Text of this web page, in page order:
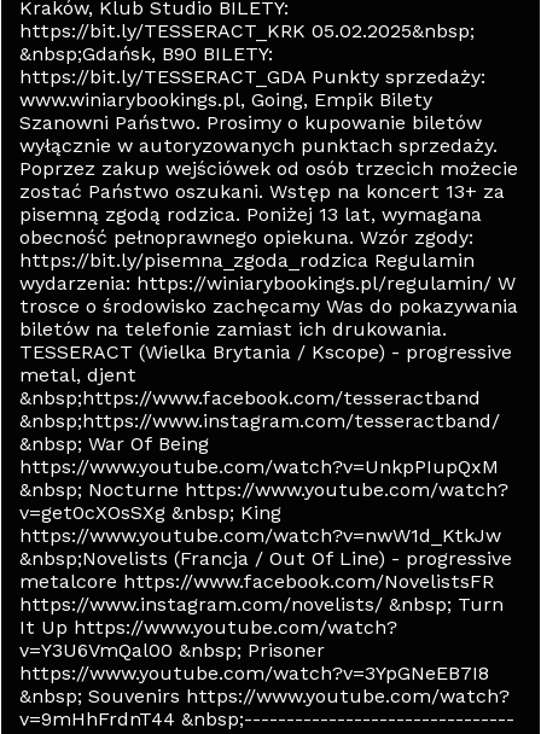
Kraków, Klub Studio BILETY:
https://bit.ly/TESSERACT_KRK 05.02.2025&nbsp;
&nbsp;Gdańsk, B90 BILETY:
https://bit.ly/TESSERACT_GDA Punkty sprzedaży:
www.winiarybookings.pl, Going, Empik Bilety
Szanowni Państwo. Prosimy o kupowanie biletów
wyłącznie w autoryzowanych punktach sprzedaży.
Poprzez zakup wejściówek od osób trzecich możecie
zostać Państwo oszukani. Wstęp na koncert 13+ za
pisemną zgodą rodzica. Poniżej 13 lat, wymagana
obecność pełnoprawnego opiekuna. Wzór zgody:
https://bit.ly/pisemna_zgoda_rodzica Regulamin
wydarzenia: https://winiarybookings.pl/regulamin/ W
trosce o środowisko zachęcamy Was do pokazywania
biletów na telefonie zamiast ich drukowania.
TESSERACT (Wielka Brytania / Kscope) - progressive
metal, djent
&nbsp;https://www.facebook.com/tesseractband
&nbsp;https://www.instagram.com/tesseractband/
&nbsp; War Of Being
https://www.youtube.com/watch?v=UnkpPIupQxM
&nbsp; Nocturne https://www.youtube.com/watch?
v=get0cXOsSXg &nbsp; King
https://www.youtube.com/watch?v=nwW1d_KtkJw
&nbsp;Novelists (Francja / Out Of Line) - progressive
metalcore https://www.facebook.com/NovelistsFR
https://www.instagram.com/novelists/ &nbsp; Turn
It Up https://www.youtube.com/watch?
v=Y3U6VmQal00 &nbsp; Prisoner
https://www.youtube.com/watch?v=3YpGNeEB7I8
&nbsp; Souvenirs https://www.youtube.com/watch?
v=9mHhFrdnT44 &nbsp;--------------------------------